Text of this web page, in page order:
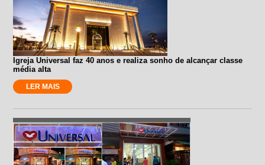
Igreja Universal faz 40 anos e realiza sonho de alcançar classe
média alta
LER MAIS